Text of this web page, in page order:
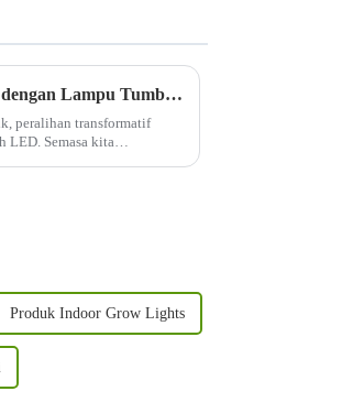
Memupuk Kepintaran: Menerangi Masa Depan dengan Lampu Tumbuh LED
peralihan transformatif
LED. Semasa kita
Produk Indoor Grow Lights